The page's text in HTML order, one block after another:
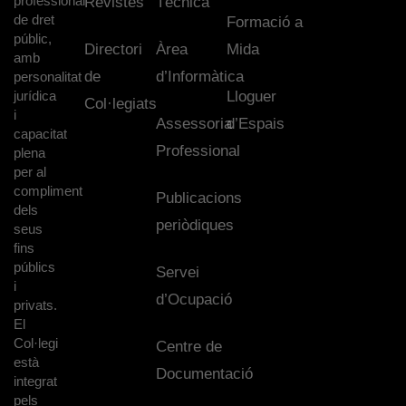
de dret
públic,
amb
personalitat
jurídica
i
capacitat
plena
per al
compliment
dels
seus
fins
públics
i
privats.
El
Col·legi
està
integrat
pels
Directori
de
Col·legiats
Àrea
d’Informàtica
Assessoria
Professional
Publicacions
periòdiques
Servei
d’Ocupació
Centre de
Documentació
Formació a
Mida
Lloguer
d’Espais